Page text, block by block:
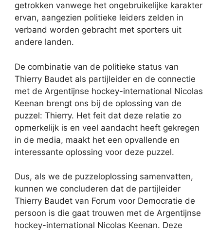
getrokken vanwege het ongebruikelijke karakter
ervan, aangezien politieke leiders zelden in
verband worden gebracht met sporters uit
andere landen.
De combinatie van de politieke status van
Thierry Baudet als partijleider en de connectie
met de Argentijnse hockey-international Nicolas
Keenan brengt ons bij de oplossing van de
puzzel: Thierry. Het feit dat deze relatie zo
opmerkelijk is en veel aandacht heeft gekregen
in de media, maakt het een opvallende en
interessante oplossing voor deze puzzel.
Dus, als we de puzzeloplossing samenvatten,
kunnen we concluderen dat de partijleider
Thierry Baudet van Forum voor Democratie de
persoon is die gaat trouwen met de Argentijnse
hockey-international Nicolas Keenan. Deze